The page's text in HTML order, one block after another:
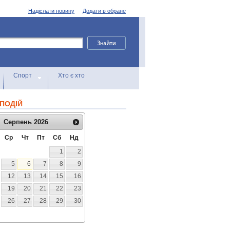
Додати в обране
Надіслати новину
Спорт Хто є хто
Серпень 2026
Ср Чт Пт Сб
Нд
1
2
5 6 7 8
9
12 13 14 15
16
19 20 21 22
23
26 27 28 29
30